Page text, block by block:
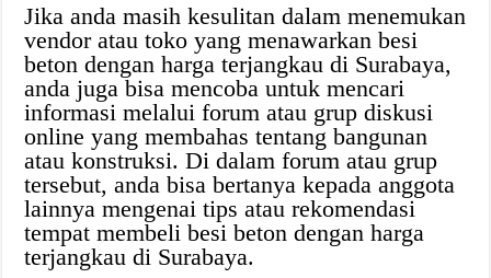
Jika anda masih kesulitan dalam menemukan
vendor atau toko yang menawarkan besi
beton dengan harga terjangkau di Surabaya,
anda juga bisa mencoba untuk mencari
informasi melalui forum atau grup diskusi
online yang membahas tentang bangunan
atau konstruksi. Di dalam forum atau grup
tersebut, anda bisa bertanya kepada anggota
lainnya mengenai tips atau rekomendasi
tempat membeli besi beton dengan harga
terjangkau di Surabaya.